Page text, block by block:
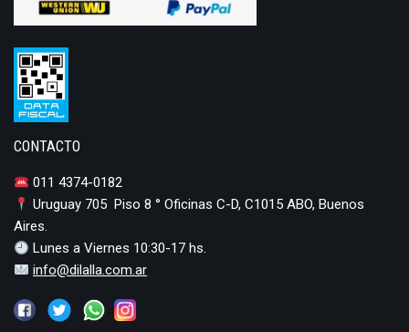
CONTACTO
011 4374-0182
Uruguay 705 Piso 8 ° Oficinas C-D, C1015 ABO, Buenos
Aires.
Lunes a Viernes 10:30-17 hs.
info@dilalla.com.ar